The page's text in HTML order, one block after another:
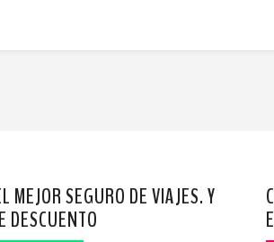
MEJOR SEGURO DE VIAJES. Y
DESCUENTO